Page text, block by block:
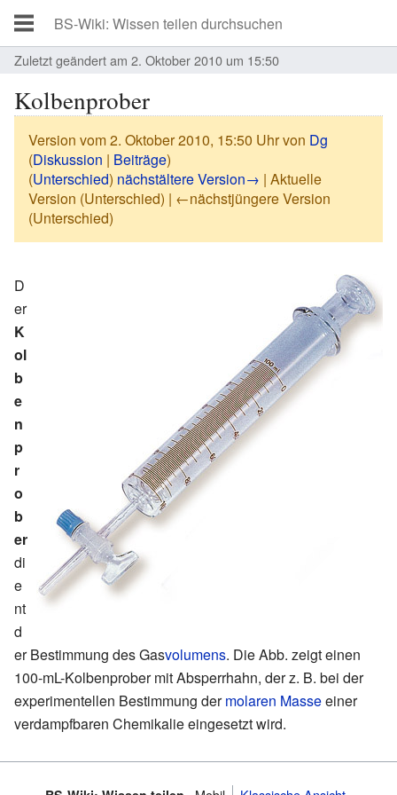
Zuletzt geändert am 2. Oktober 2010 um 15:50
Kolbenprober
Version vom 2. Oktober 2010, 15:50 Uhr von Dg
(Diskussion | Beiträge)
(Unterschied) nächstältere Version→ | Aktuelle
Version (Unterschied) | ←nächstjüngere Version
(Unterschied)
D
er
K
ol
b
e
n
p
r
o
b
er
di
e
nt
d
er Bestimmung des Gasvolumens. Die Abb. zeigt einen
100-mL-Kolbenprober mit Absperrhahn, der z. B. bei der
experimentellen Bestimmung dermolaren Masseeiner
verdampfbaren Chemikalie eingesetzt wird.